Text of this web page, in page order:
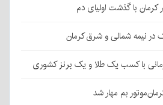
با گذشت اولیای دم
نیمه شمالی و شرق کرمان
با کسب یک طلا و یک برنز کشوری
بم مهار شد